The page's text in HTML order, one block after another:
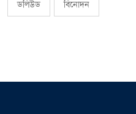
ডলিউড বিনোদন